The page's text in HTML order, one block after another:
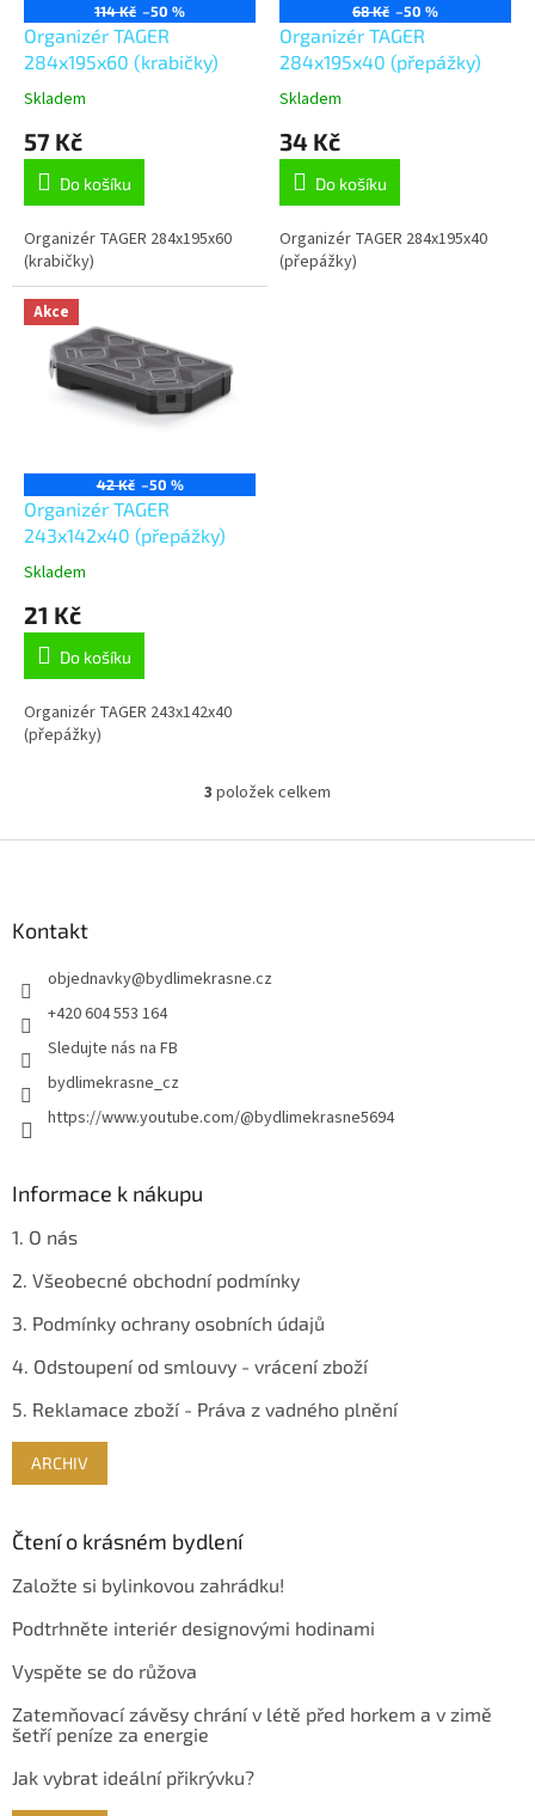
114 Kč –50 %
Organizér TAGER
284x195x60 (krabičky)
Skladem
57 Kč
Do košíku
Organizér TAGER 284x195x60
(krabičky)
68 Kč –50 %
Organizér TAGER
284x195x40 (přepážky)
Skladem
34 Kč
Do košíku
Organizér TAGER 284x195x40
(přepážky)
Akce
42 Kč –50 %
Organizér TAGER
243x142x40 (přepážky)
Skladem
21 Kč
Do košíku
Organizér TAGER 243x142x40
(přepážky)
O
l
p
ý
3 položek celkem
Kontakt
objednavky@bydlimekrasne.cz
+420 604 553 164
Sledujte nás na FB
bydlimekrasne_cz
https://www.youtube.com/@bydlimekrasne5694
Informace k nákupu
1. O nás
2. Všeobecné obchodní podmínky
3. Podmínky ochrany osobních údajů
4. Odstoupení od smlouvy - vrácení zboží
5. Reklamace zboží - Práva z vadného plnění
ARCHIV
Čtení o krásném bydlení
Založte si bylinkovou zahrádku!
Podtrhněte interiér designovými hodinami
Vyspěte se do růžova
Zatemňovací závěsy chrání v létě před horkem a v zimě
šetří peníze za energie
Jak vybrat ideální přikrývku?